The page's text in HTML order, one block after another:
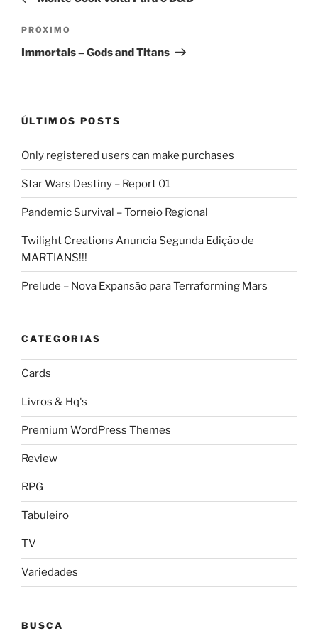
Post
Próximo
post
PRÓXIMO
Immortals – Gods and Titans
ÚLTIMOS POSTS
Only registered users can make purchases
Star Wars Destiny – Report 01
Pandemic Survival – Torneio Regional
Twilight Creations Anuncia Segunda Edição de
MARTIANS!!!
Prelude – Nova Expansão para Terraforming Mars
CATEGORIAS
Cards
Livros & Hq's
Premium WordPress Themes
Review
RPG
Tabuleiro
TV
Variedades
BUSCA